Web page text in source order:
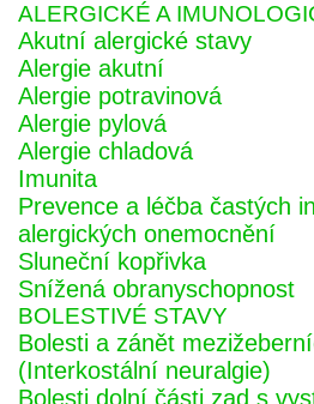
ALERGICKÉ A
Akutní alergické stavy
Alergie akutní
Alergie potravinová
Alergie pylová
Alergie chladová
Imunita
Prevence a léčba častých
alergických onemocnění
Sluneční kopřivka
Snížená obranyschopnost
BOLESTIVÉ STAVY
Bolesti a zánět
(Interkostální neuralgie)
Bolesti dolní části zad s